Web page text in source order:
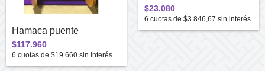
Hamaca puente
$117.960
6 cuotas de $19.660 sin interés
$23.080
6 cuotas de $3.846,67 sin interés